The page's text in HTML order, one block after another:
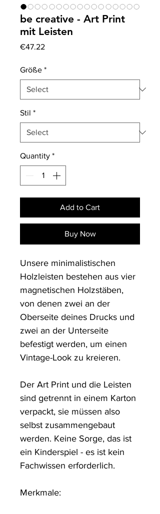
be creative - Art Print
mit Leisten
€47.22Price
Größe *
Stil *
Quantity *
Add to Cart
Buy Now
Unsere minimalistischen
Holzleisten bestehen aus vier
magnetischen Holzstäben,
von denen zwei an der
Oberseite deines Drucks und
zwei an der Unterseite
befestigt werden, um einen
Vintage-Look zu kreieren.
Der Art Print und die Leisten
sind getrennt in einem Karton
verpackt, sie müssen also
selbst zusammengebaut
werden. Keine Sorge, das ist
ein Kinderspiel - es ist kein
Fachwissen erforderlich.
Merkmale: